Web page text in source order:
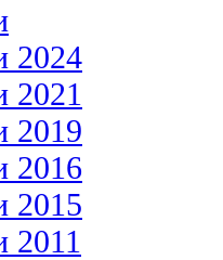
2024
2021
2019
2016
2015
2011